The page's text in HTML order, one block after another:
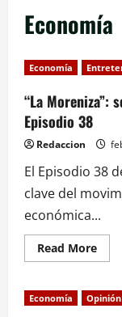
Economía
Economía
“La Moreniza”:
Episodio 38
Redaccion
El Episodio 38
clave del
económica...
Read MoreRead
more
Economía Opinión